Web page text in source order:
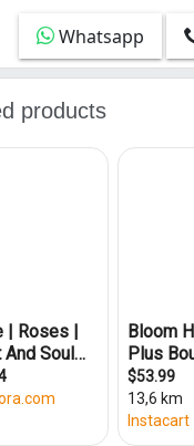
do Amaral (1)
(1)
Whatsapp